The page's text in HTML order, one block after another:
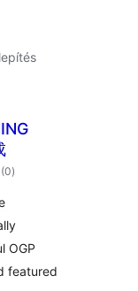
(0értékelés
összesen
)
OGP
featured